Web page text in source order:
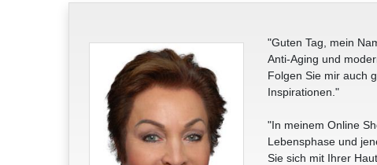
"Guten Tag, mein
Anti-Aging und
Folgen Sie mir auch
Inspirationen."
"In meinem Online
Lebensphase und
Sie sich mit Ihrer